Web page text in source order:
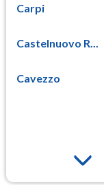
Carpi
Castelnuovo R...
Cavezzo